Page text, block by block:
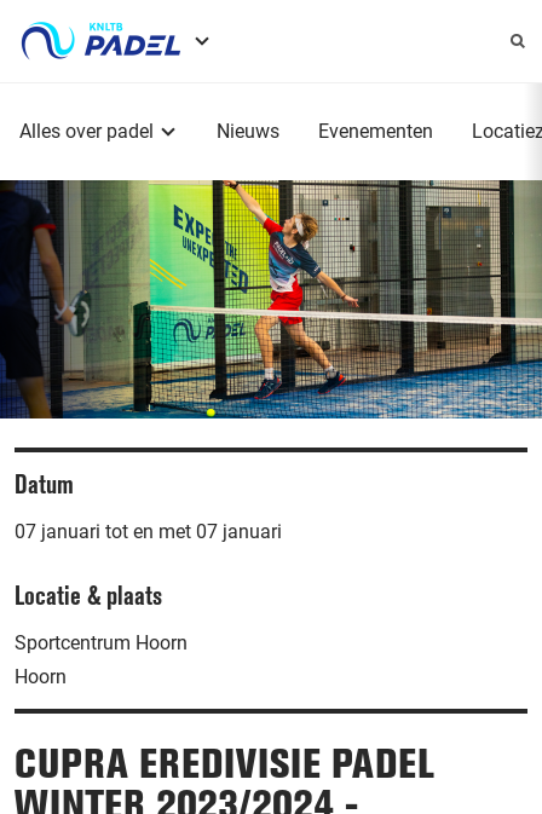
Alles over padel Nieuws Evenementen
Datum
07 januari tot en met 07 januari
Locatie & plaats
Sportcentrum Hoorn
Hoorn
CUPRA EREDIVISIE PADEL
WINTER 2023/2024 -